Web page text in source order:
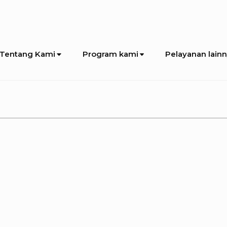
Tentang Kami Program kami Pelayanan